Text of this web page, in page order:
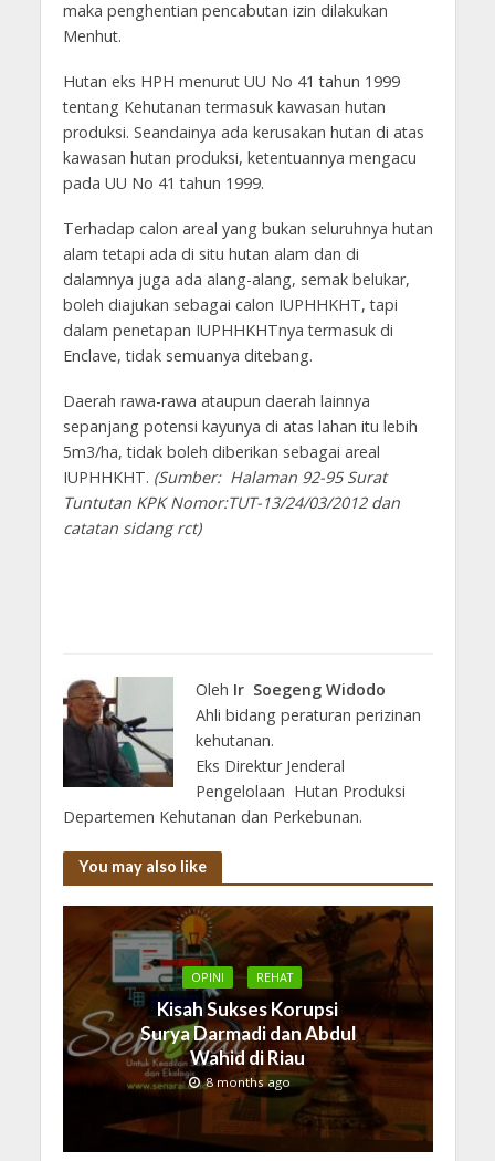
maka penghentian pencabutan izin dilakukan
Menhut.
Hutan eks HPH menurut UU No 41 tahun 1999
tentang Kehutanan termasuk kawasan hutan
produksi. Seandainya ada kerusakan hutan di atas
kawasan hutan produksi, ketentuannya mengacu
pada UU No 41 tahun 1999.
Terhadap calon areal yang bukan seluruhnya hutan
alam tetapi ada di situ hutan alam dan di
dalamnya juga ada alang-alang, semak belukar,
boleh diajukan sebagai calon IUPHHKHT, tapi
dalam penetapan IUPHHKHTnya termasuk di
Enclave, tidak semuanya ditebang.
Daerah rawa-rawa ataupun daerah lainnya
sepanjang potensi kayunya di atas lahan itu lebih
5m3/ha, tidak boleh diberikan sebagai areal
IUPHHKHT. (Sumber: Halaman 92-95 Surat
Tuntutan KPK Nomor:TUT-13/24/03/2012 dan
catatan sidang rct)
Oleh Ir Soegeng Widodo
Ahli bidang peraturan perizinan
kehutanan.
Eks Direktur Jenderal
Pengelolaan Hutan Produksi
Departemen Kehutanan dan Perkebunan.
You may also like
OPINI REHAT
Kisah Sukses Korupsi
Surya Darmadi dan Abdul
Wahid di Riau
8 months ago